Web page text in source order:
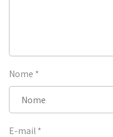
Nome *
E-mail *